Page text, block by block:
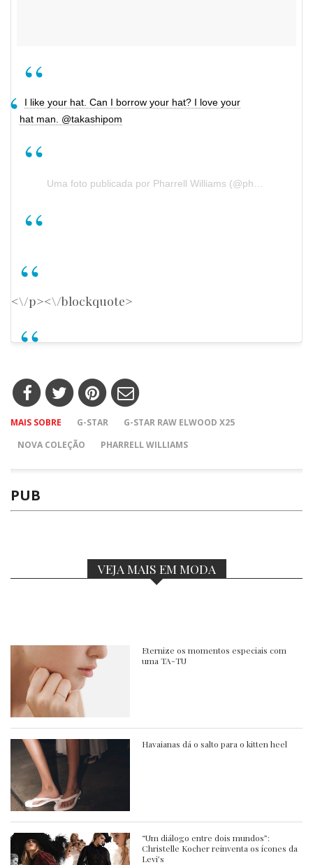
I like your hat. Can I borrow your hat? I love your
hat man. @takashipom
Uma foto publicada por Pharrell Williams (@pharrell) a
<\/p><\/blockquote>
MAIS SOBRE G-STAR
G-STAR RAW ELWOOD X25
NOVA COLEÇÃO
PHARRELL WILLIAMS
PUB
VEJA MAIS EM MODA
Eternize os momentos especiais com
uma TA-TU
Havaianas dá o salto para o kitten heel
“Um diálogo entre dois mundos”:
Christelle Kocher reinventa os ícones da
Levi’s